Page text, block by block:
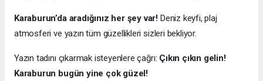
Karaburun’da aradığınız her şey var! Deniz keyfi, plaj
atmosferi ve yazın tüm güzellikleri sizleri bekliyor.
Yazın tadını çıkarmak isteyenlere çağrı: Çıkın çıkın gelin!
Karaburun bugün yine çok güzel!